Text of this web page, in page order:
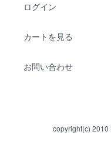
ログイン
カートを見る
お問い合わせ
copyright(c) 2010